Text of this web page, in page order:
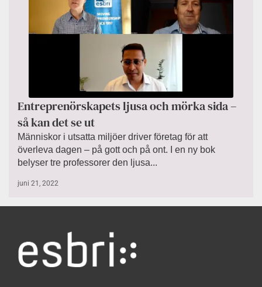
Entreprenörskapets ljusa och mörka sida –
så kan det se ut
Människor i utsatta miljöer driver företag för att
överleva dagen – på gott och på ont. I en ny bok
belyser tre professorer den ljusa...
juni 21, 2022